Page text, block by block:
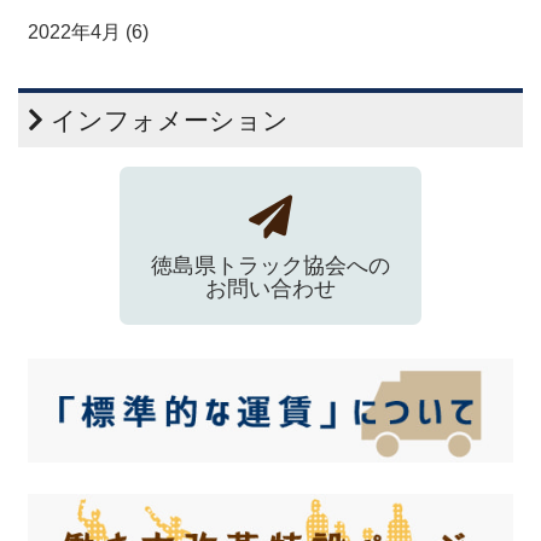
2022年4月 (6)
インフォメーション
徳島県トラック協会への
お問い合わせ